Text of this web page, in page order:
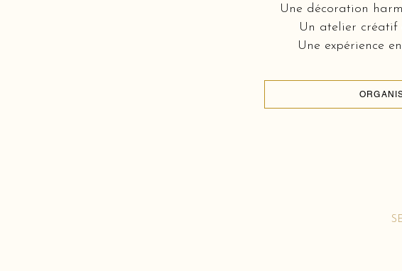
Une décoration
Un atelier créatif
Une expérience